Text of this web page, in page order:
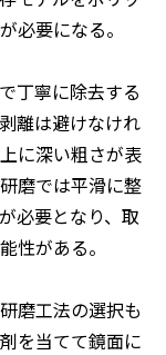
必要になる。
丁寧に除去する
離は避けなけれ
に深い粗さが表
磨では平滑に整
必要となり、取
性がある。
磨工法の選択も
を当てて鏡面に